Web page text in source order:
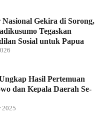
Gekira di Sorong,
Tegaskan
Sosial untuk Papua
Hasil Pertemuan
dan Kepala Daerah Se-
2025